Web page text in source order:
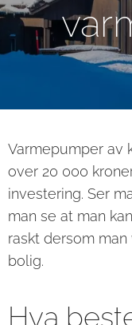
Varmepumper av
over 20 000
investering. Ser
man se at man
raskt dersom
bolig.
Hva